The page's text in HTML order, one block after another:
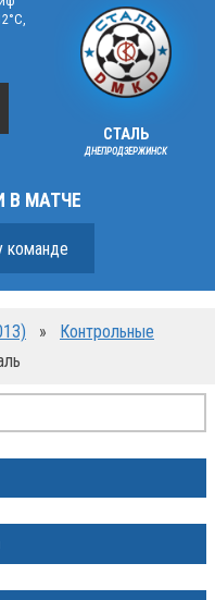
СТАЛЬ
ДНЕПРОДЗЕРЖИНСК
В МАТЧЕ
команде
»
Контрольные